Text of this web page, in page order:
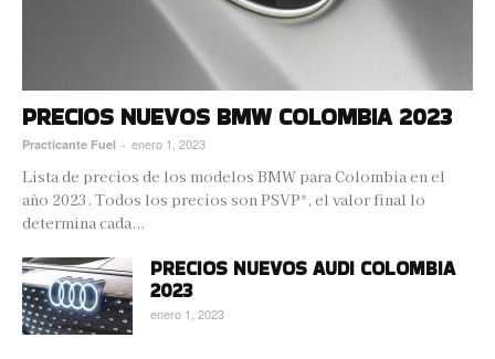
PRECIOS NUEVOS BMW COLOMBIA 2023
Practicante Fuel - enero 1, 2023
Lista de precios de los modelos BMW para Colombia en el
año 2023. Todos los precios son PSVP*, el valor final lo
determina cada...
PRECIOS NUEVOS AUDI COLOMBIA
2023
enero 1, 2023